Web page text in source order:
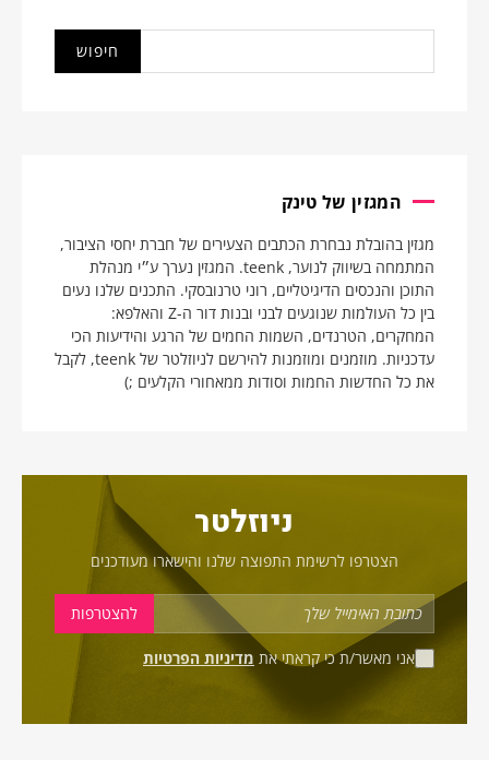
המגזין של טינק
מגזין בהובלת נבחרת הכתבים הצעירים של חברת יחסי הציבור,
המתמחה בשיווק לנוער, teenk. המגזין נערך ע״י מנהלת
התוכן והנכסים הדיגיטליים, רוני טרנובסקי. התכנים שלנו נעים
בין כל העולמות שנוגעים לבני ובנות דור ה-Z והאלפא:
המחקרים, הטרנדים, השמות החמים של הרגע והידיעות הכי
עדכניות. מוזמנים ומוזמנות להירשם לניוזלטר של teenk, לקבל
את כל החדשות החמות וסודות ממאחורי הקלעים ;)
ניוזלטר
הצטרפו לרשימת התפוצה שלנו והישארו מעודכנים
אני מאשר/ת כי קראתי את מדיניות הפרטיות